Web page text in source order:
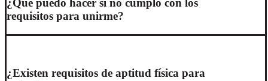
¿Qué puedo hacer si no cumplo con los
requisitos para unirme?
¿Existen requisitos de aptitud física para